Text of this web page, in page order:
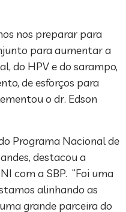
nos preparar para
para aumentar a
do HPV e do sarampo,
de esforços para
o dr. Edson
Programa Nacional de
destacou a
com a SBP. “Foi uma
alinhando as
grande parceira do